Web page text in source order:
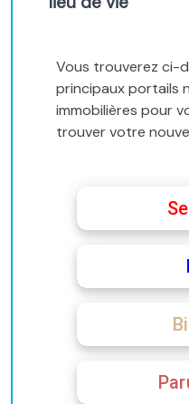
Vous trouverez ci-
principaux portails
immobilières pour
trouver votre